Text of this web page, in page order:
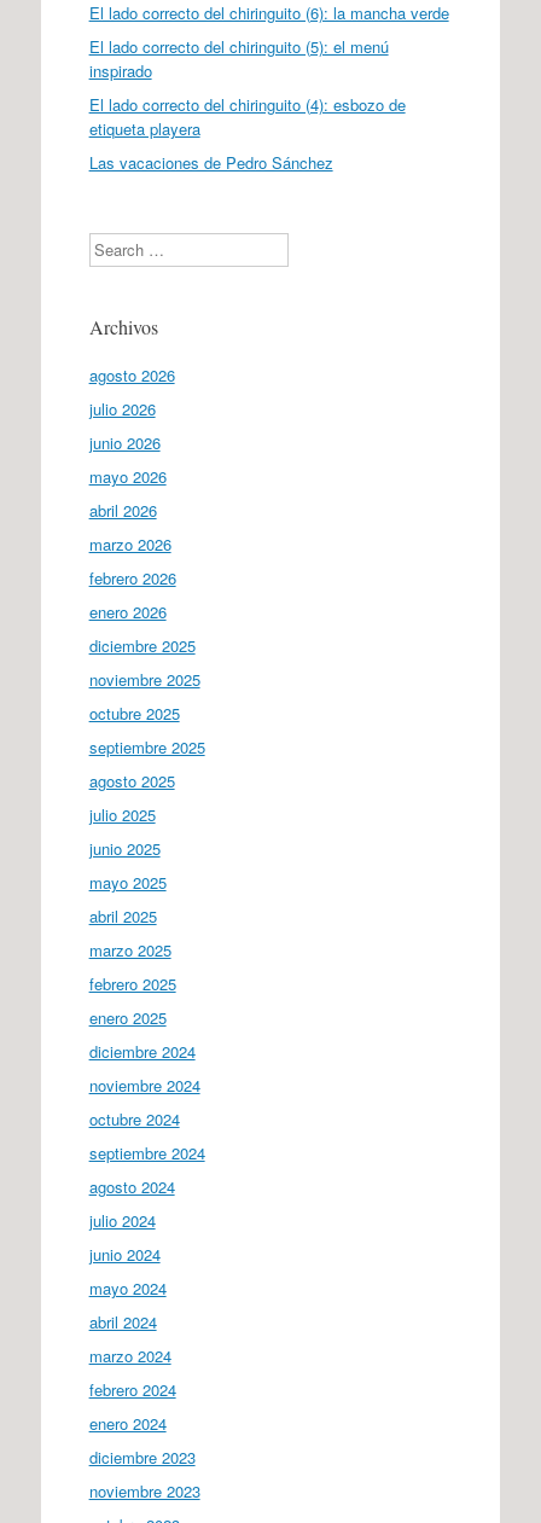
El lado correcto del chiringuito (6): la mancha verde
El lado correcto del chiringuito (5): el menú
inspirado
El lado correcto del chiringuito (4): esbozo de
etiqueta playera
Las vacaciones de Pedro Sánchez
Search
Archivos
agosto 2026
julio 2026
junio 2026
mayo 2026
abril 2026
marzo 2026
febrero 2026
enero 2026
diciembre 2025
noviembre 2025
octubre 2025
septiembre 2025
agosto 2025
julio 2025
junio 2025
mayo 2025
abril 2025
marzo 2025
febrero 2025
enero 2025
diciembre 2024
noviembre 2024
octubre 2024
septiembre 2024
agosto 2024
julio 2024
junio 2024
mayo 2024
abril 2024
marzo 2024
febrero 2024
enero 2024
diciembre 2023
noviembre 2023